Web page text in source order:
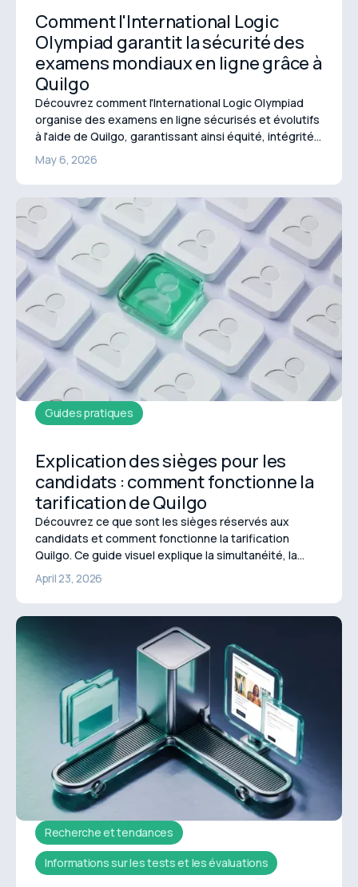
Comment l'International Logic
Olympiad garantit la sécurité des
examens mondiaux en ligne grâce à
Quilgo
Découvrez comment l'International Logic Olympiad
organise des examens en ligne sécurisés et évolutifs
à l'aide de Quilgo, garantissant ainsi équité, intégrité
et une exécution sans stress.
May 6, 2026
Guides pratiques
Explication des sièges pour les
candidats : comment fonctionne la
tarification de Quilgo
Découvrez ce que sont les sièges réservés aux
candidats et comment fonctionne la tarification
Quilgo. Ce guide visuel explique la simultanéité, la
réutilisation des sièges et l'utilisation maximale en
quelques secondes.
April 23, 2026
Recherche et tendances
Informations sur les tests et les évaluations